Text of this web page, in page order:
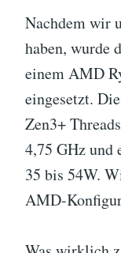
Nachdem wir
haben, wurde
einem AMD
eingesetzt.
Zen3+
4,75 GHz und
35 bis 54W.
AMD-